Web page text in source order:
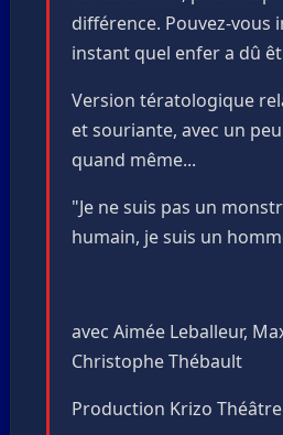
différence. Pouvez-vous
instant quel enfer a dû
Version tératologique
et souriante, avec un
quand même...
"Je ne suis pas un
humain, je suis un
avec Aimée Leballeur,
Christophe Thébault
Production Krizo